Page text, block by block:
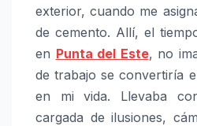
exterior, cuando me
de cemento. Allí, el
en Punta del Este, no
de trabajo se convertiría
en mi vida. Llevaba
cargada de ilusiones,